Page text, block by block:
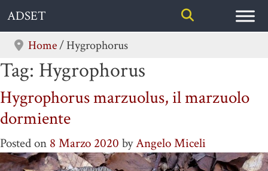
Skip
content
ADSET
Home/Hygrophorus
Tag: Hygrophorus
Hygrophorus marzuolus, il marzuolo
dormiente
Posted on 8 Marzo 2020 byAngelo Miceli